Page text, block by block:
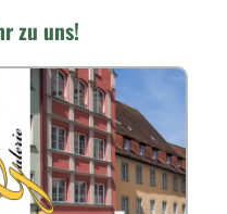
zu uns!